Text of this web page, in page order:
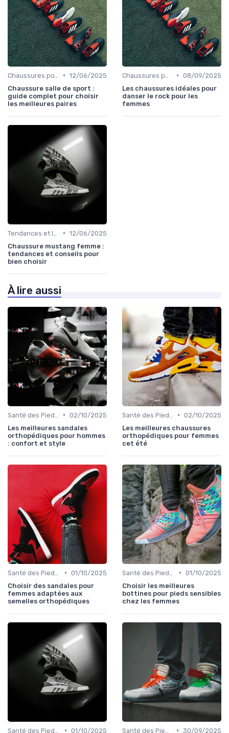
• 12/06/2025
Chaussure salle de sport :
guide complet pour choisir
les meilleures paires
• 08/09/2025
Les chaussures idéales pour
danser le rock pour les
femmes
• 12/06/2025
Chaussure mustang femme :
tendances et conseils pour
bien choisir
À lire aussi
• 02/10/2025
Les meilleures sandales
orthopédiques pour hommes
: confort et style
• 02/10/2025
Les meilleures chaussures
orthopédiques pour femmes
cet été
• 01/10/2025
Choisir des sandales pour
femmes adaptées aux
semelles orthopédiques
• 01/10/2025
Choisir les meilleures
bottines pour pieds sensibles
chez les femmes
• 01/10/2025
• 30/09/2025